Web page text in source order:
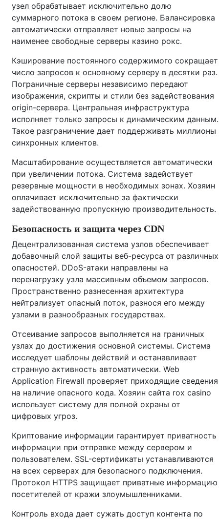
узел обрабатывает исключительно долю
суммарного потока в своем регионе. Балансировка
автоматически отправляет новые запросы на
наименее свободные серверы казино рокс.
Кэширование постоянного содержимого сокращает
число запросов к основному серверу в десятки раз.
Пограничные серверы независимо передают
изображения, скрипты и стили без задействования
origin-сервера. Центральная инфраструктура
исполняет только запросы к динамическим данным.
Такое разграничение дает поддерживать миллионы
синхронных клиентов.
Масштабирование осуществляется автоматически
при увеличении потока. Система задействует
резервные мощности в необходимых зонах. Хозяин
оплачивает исключительно за фактически
задействованную пропускную производительность.
Безопасность и защита через CDN
Децентрализованная система узлов обеспечивает
добавочный слой защиты веб-ресурса от различных
опасностей. DDoS-атаки направлены на
перенагрузку узла массивным объемом запросов.
Пространственно разнесенная архитектура
нейтрализует опасный поток, разнося его между
узлами в разнообразных государствах.
Отсеивание запросов выполняется на граничных
узлах до достижения основной системы. Система
исследует шаблоны действий и останавливает
странную активность автоматически. Web
Application Firewall проверяет приходящие сведения
на наличие опасного кода. Хозяин сайта rox casino
использует систему для полной охраны от
цифровых угроз.
Криптование информации гарантирует приватность
информации при отправке между сервером и
пользователем. SSL-сертификаты устанавливаются
на всех серверах для безопасного подключения.
Протокол HTTPS защищает приватные информацию
посетителей от кражи злоумышленниками.
Контроль входа дает сужать доступ контента по